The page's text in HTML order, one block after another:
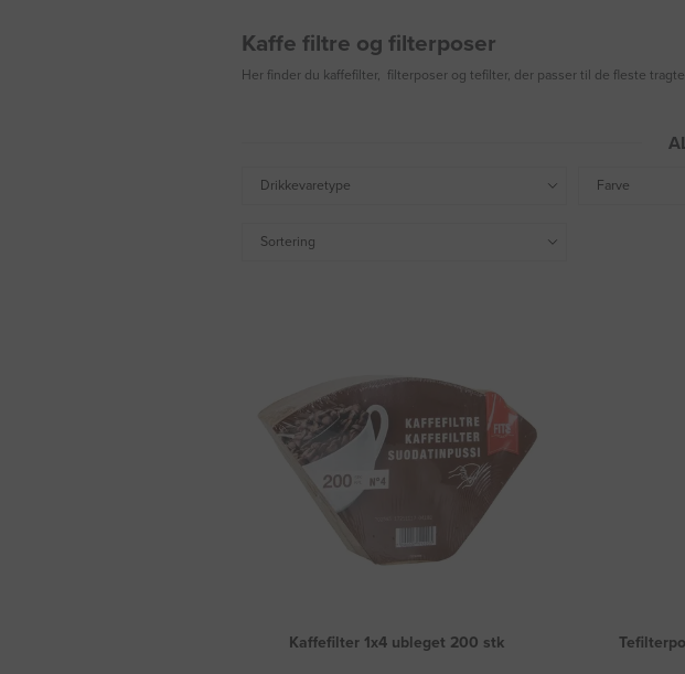
Kaffe filtre og filterposer
Her finder du kaffefilter, filterposer og tefilter, der passer til de fleste
Drikkevaretype Farve
Sortering
Kaffefilter 1x4 ubleget 200 stk